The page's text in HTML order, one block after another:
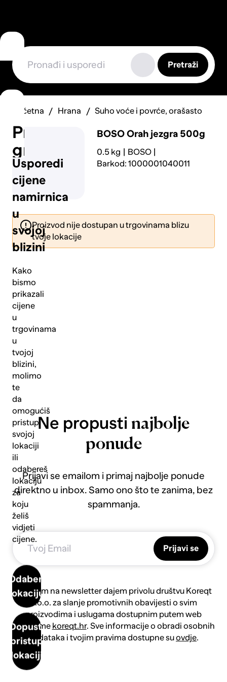
Usporedi
cijene
namirnica
u
svojoj
blizini
Kako
bismo
prikazali
cijene
u
trgovinama
u
tvojoj
blizini,
molimo
te
da
omogućiš
pristup
svojoj
lokaciji
ili
odabereš
lokaciju
za
koju
želiš
vidjeti
cijene.
Odaberi
lokaciju
Dopusti
pristup
lokaciji
Prijavi
grešku
Pošalji
Pretraži
Početna Hrana Suho voće i povrće, orašasto
BOSOOrah jezgra 500g
0.5 kg
BOSO
Barkod: 1000001040011
Proizvod nije dostupan u trgovinama blizu
tvoje lokacije
Ne propusti najbolje
ponude
Prijavi se emailom i primaj najbolje ponude
direktno u inbox. Samo ono što te zanima, bez
spammanja.
Prijavi se
Prijavom na newsletter dajem privolu društvu Koreqt
d.o.o. za slanje promotivnih obavijesti o svim
proizvodima i uslugama dostupnim putem web
platforme koreqt.hr. Sve informacije o obradi osobnih
podataka i tvojim pravima dostupne suovdje.